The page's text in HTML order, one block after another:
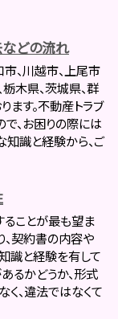
どの流れ
、川越市、上尾市
栃木県、茨城県、群
ます。不動産トラブ
、お困りの際には
知識と経験から、ご
ることが最も望ま
、契約書の内容や
識と経験を有して
るかどうか、形式
、違法ではなくて